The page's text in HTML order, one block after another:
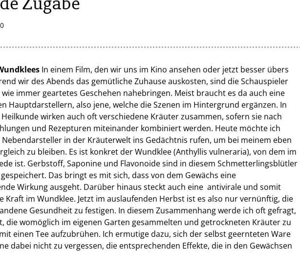
In einem Film, den wir uns im Kino ansehen oder jetzt besser übers
wir des Abends das gemütliche Zuhause auskosten, sind die Schauspieler
wie immer geartetes Geschehen nahebringen. Meist braucht es da auch eine
Hauptdarstellern, also jene, welche die Szenen im Hintergrund ergänzen. In
wirken auch oft verschiedene Kräuter zusammen, sofern sie nach
und Rezepturen miteinander kombiniert werden. Heute möchte ich
Nebendarsteller in der Kräuterwelt ins Gedächtnis rufen, um bei meinem eben
zu bleiben. Es ist konkret der Wundklee (Anthyllis vulneraria), von dem im
ist. Gerbstoff, Saponine und Flavonoide sind in diesem Schmetterlingsblütler
Das bringt es mit sich, dass von dem Gewächs eine
Wirkung ausgeht. Darüber hinaus steckt auch eine antivirale und somit
Kraft im Wundklee. Jetzt im auslaufenden Herbst ist es also nur vernünftig, die
Gesundheit zu festigen. In diesem Zusammenhang werde ich oft gefragt,
die womöglich im eigenen Garten gesammelten und getrockneten Kräuter zu
einen Tee aufzubrühen. Ich ermutige dazu, sich der selbst geernteten Ware
dabei nicht zu vergessen, die entsprechenden Effekte, die in den Gewächsen